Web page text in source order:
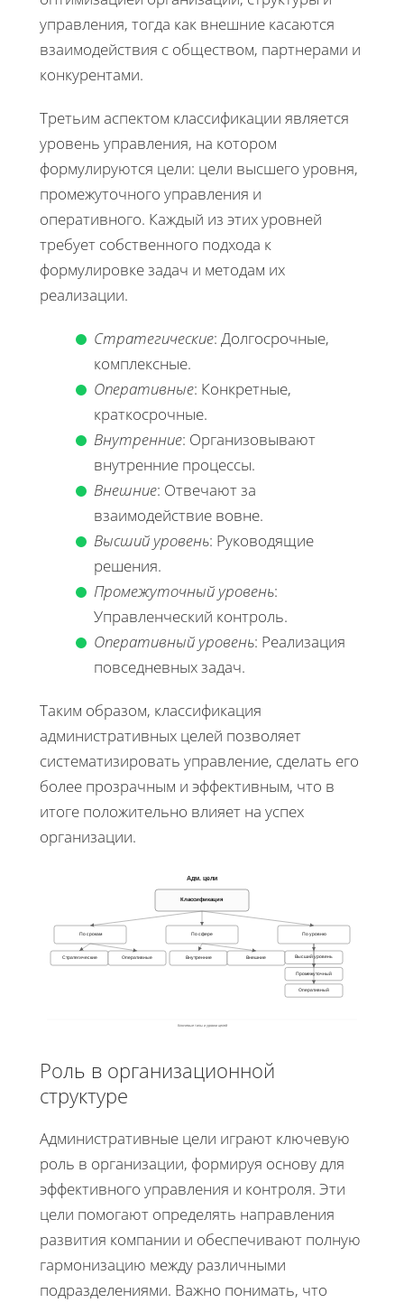
управления, тогда как внешние касаются
взаимодействия с обществом, партнерами и
конкурентами.
Третьим аспектом классификации является
уровень управления, на котором
формулируются цели: цели высшего уровня,
промежуточного управления и
оперативного. Каждый из этих уровней
требует собственного подхода к
формулировке задач и методам их
реализации.
Стратегические: Долгосрочные,
комплексные.
Оперативные: Конкретные,
краткосрочные.
Внутренние: Организовывают
внутренние процессы.
Внешние: Отвечают за
взаимодействие вовне.
Высший уровень: Руководящие
решения.
Промежуточный уровень:
Управленческий контроль.
Оперативный уровень: Реализация
повседневных задач.
Таким образом, классификация
административных целей позволяет
систематизировать управление, сделать его
более прозрачным и эффективным, что в
итоге положительно влияет на успех
организации.
Адм. цели
Классификация
По срокам По сфере По уровню
Стратегические Оперативные Внутренние Внешние Высший уровень
Промежуточный
Оперативный
Ключевые типы и уровни целей
Роль в организационной
структуре
Административные цели играют ключевую
роль в организации, формируя основу для
эффективного управления и контроля. Эти
цели помогают определять направления
развития компании и обеспечивают полную
гармонизацию между различными
подразделениями. Важно понимать, что